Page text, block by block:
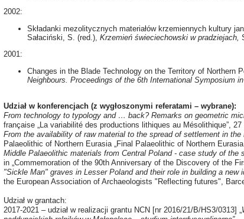
2002:
Składanki mezolitycznych materiałów krzemiennych kultury
Sałaciński, S. (red.), Krzemień świeciechowski w pradziejach,
2001:
Changes in the Blade Technology on the Territory of Northern
Neighbours. Proceedings of the 6th International Symposium
Udział w konferencjach (z wygłoszonymi referatami – wybrane):
From technology to typology and … back? Remarks on geometric
française „La variabilité des productions lithiques au Mésolithique”,
From the availability of raw material to the spread of settlement in
Palaeolithic of Northern Eurasia „Final Palaeolithic of Northern
Middle Palaeolithic materials from Central Poland - case study of the
in „Commemoration of the 90th Anniversary of the Discovery of the
"Sickle Man" graves in Lesser Poland and their role in building a new
the European Association of Archaeologists "Reflecting futures",
Udział w grantach:
2017-2021 – udział w realizacji grantu NCN [nr 2016/21/B/HS3/0313] „